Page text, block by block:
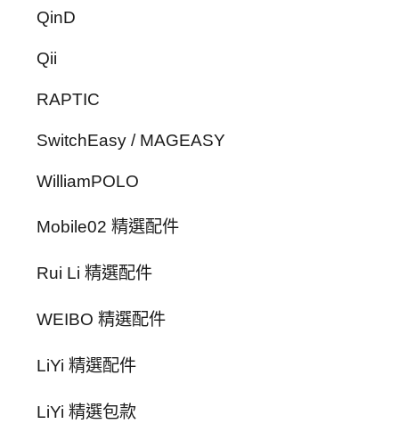
QinD
Qii
RAPTIC
SwitchEasy / MAGEASY
WilliamPOLO
Mobile02 精選配件
Rui Li 精選配件
WEIBO 精選配件
LiYi 精選配件
LiYi 精選包款